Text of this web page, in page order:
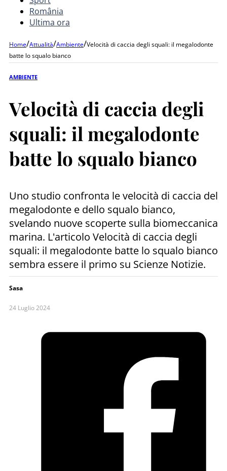
România
Ultima ora
Home/Attualità/Ambiente/Velocità di caccia degli squali: il megalodonte
batte lo squalo bianco
AMBIENTE
Velocità di caccia degli
squali: il megalodonte
batte lo squalo bianco
Uno studio confronta le velocità di caccia del
megalodonte e dello squalo bianco,
svelando nuove scoperte sulla biomeccanica
marina. L'articolo Velocità di caccia degli
squali: il megalodonte batte lo squalo bianco
sembra essere il primo su Scienze Notizie.
Sasa
24 Luglio 2024